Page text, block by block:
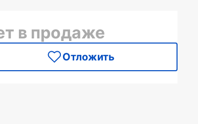
в продаже
Отложить